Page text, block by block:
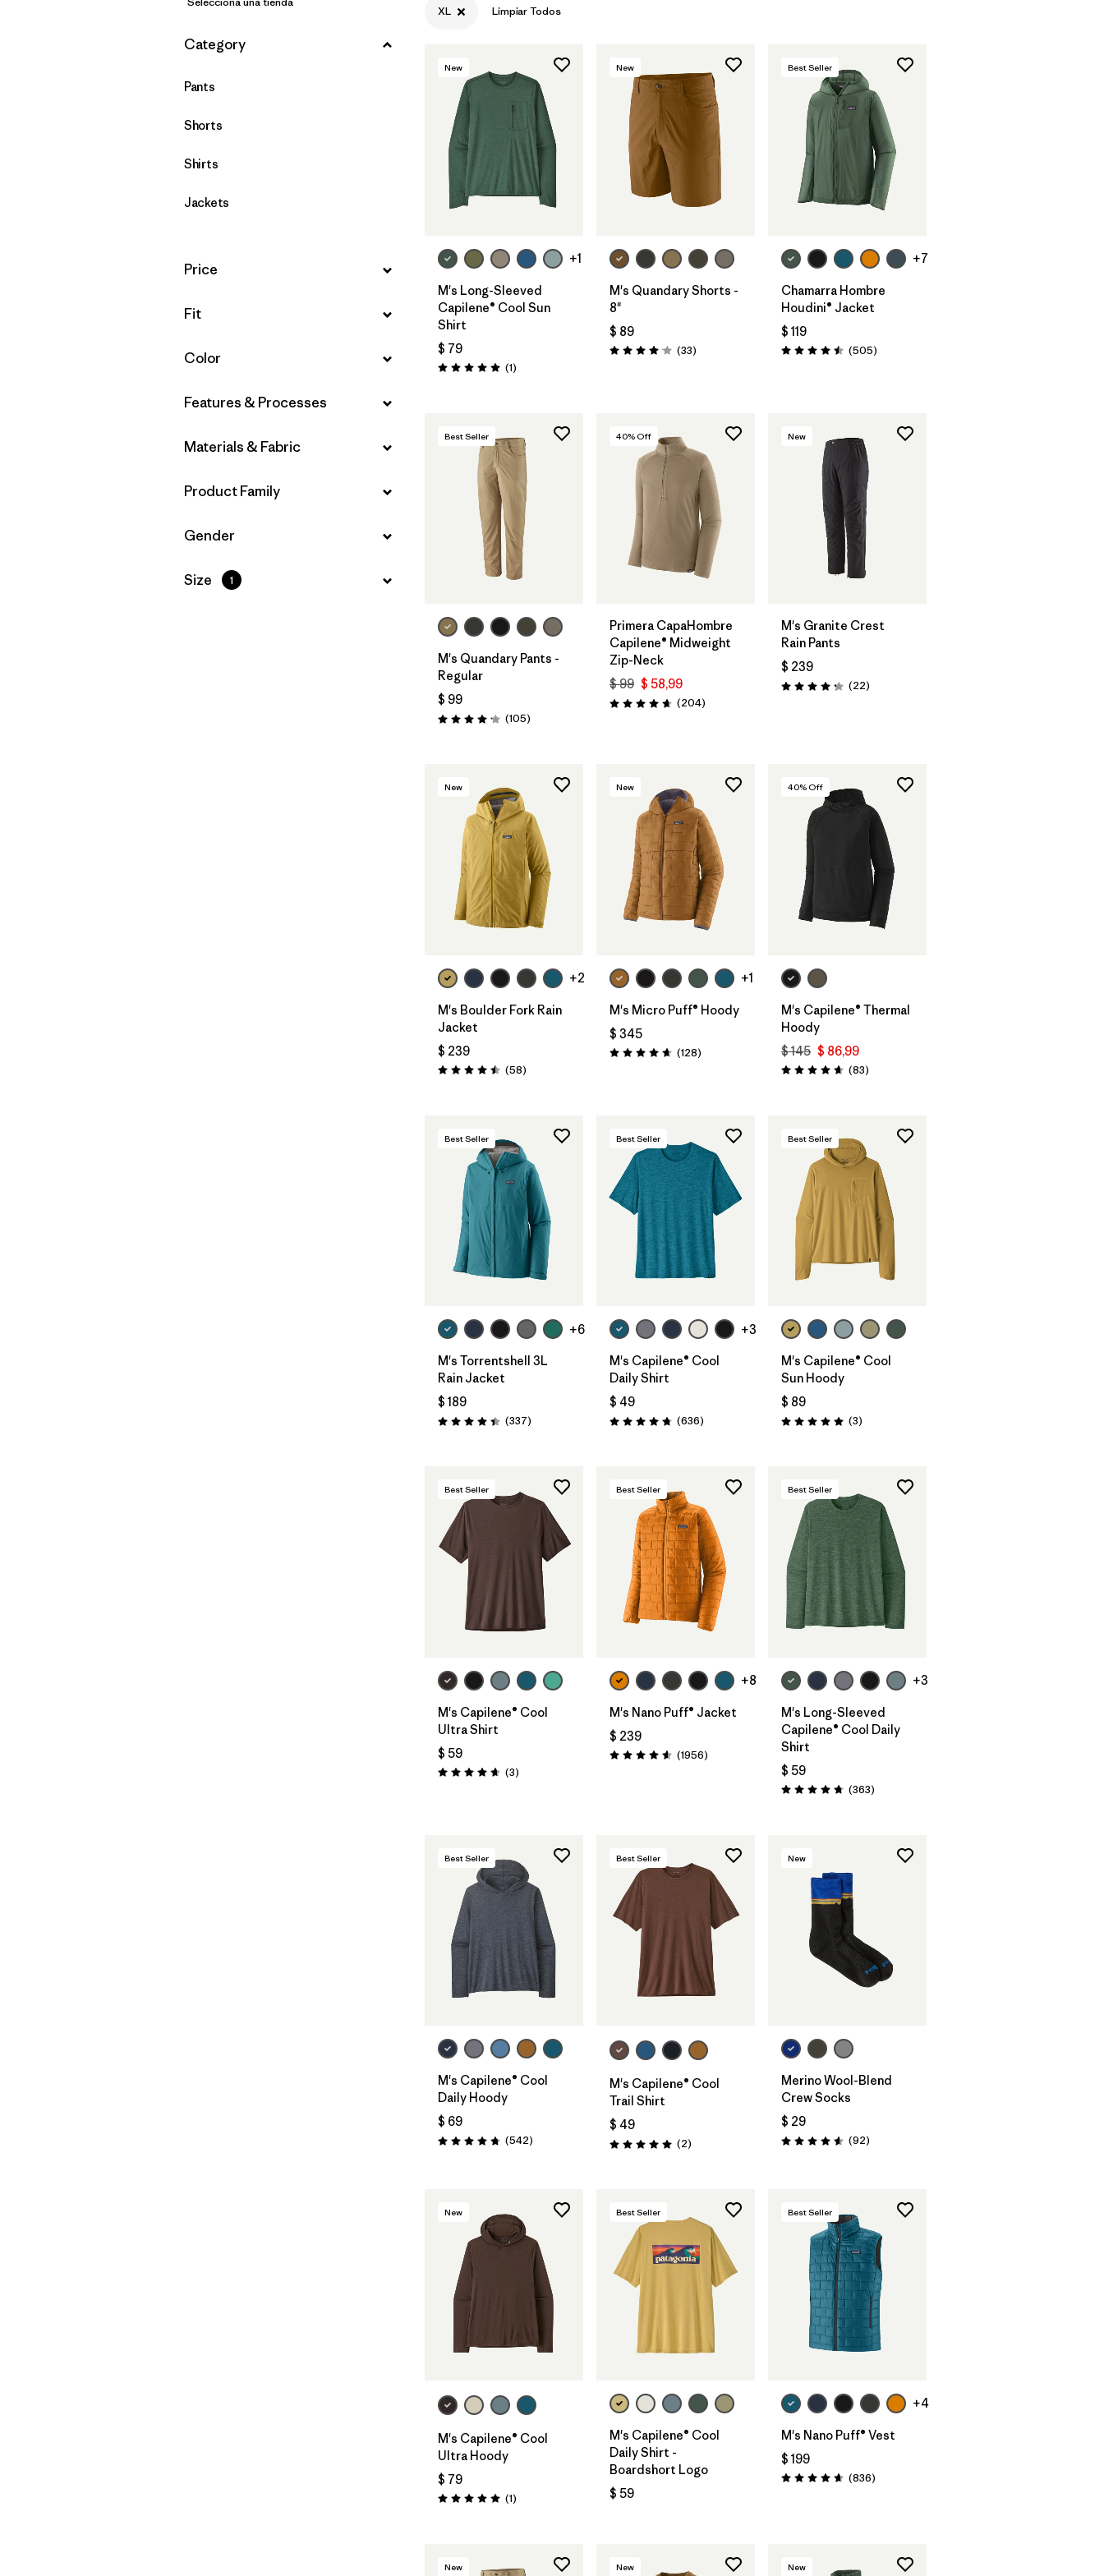
Filtrar por
Product Family
Filtrar por
Category
Pants
Shorts
Shirts
Jackets
Filtrar por
Price
Filtrar por
Fit
Filtrar por
Color
Filtrar por
Features & Processes
Filtrar por
Materials & Fabric
Filtrar por
Product Family
Filtrar por
Gender
Filtrar por
Size 1
XL Limpiar Todos
New
+1
M's Long-Sleeved
Capilene® Cool Sun
Shirt
$ 79
Valoración: 5.0 / 5
(1Comentarios
)
New
M's Quandary Shorts -
8"
$ 89
Valoración: 4.0 / 5
(33Comentarios
)
Best Seller
+7
Chamarra Hombre
Houdini® Jacket
$ 119
Valoración: 4.5 / 5
(505Comentarios
)
Best Seller
M's Quandary Pants -
Regular
$ 99
Valoración: 4.2 / 5
(105Comentarios
)
40% Off
Primera CapaHombre
Capilene® Midweight
Zip-Neck
$ 99 $ 58,99
Valoración: 4.6 / 5
(204Comentarios
)
New
M's Granite Crest
Rain Pants
$ 239
Valoración: 4.3 / 5
(22Comentarios
)
New
+2
M's Boulder Fork Rain
Jacket
$ 239
Valoración: 4.5 / 5
(58Comentarios
)
New
+1
M's Micro Puff® Hoody
$ 345
Valoración: 4.6 / 5
(128Comentarios
)
40% Off
M's Capilene® Thermal
Hoody
$ 145 $ 86,99
Valoración: 4.7 / 5
(83Comentarios
)
Best Seller
+6
M's Torrentshell 3L
Rain Jacket
$ 189
Valoración: 4.4 / 5
(337Comentarios
)
Best Seller
+3
M's Capilene® Cool
Daily Shirt
$ 49
Valoración: 4.7 / 5
(636Comentarios
)
Best Seller
M's Capilene® Cool
Sun Hoody
$ 89
Valoración: 5.0 / 5
(3Comentarios
)
Best Seller
M's Capilene® Cool
Ultra Shirt
$ 59
Valoración: 4.7 / 5
(3Comentarios
)
Best Seller
+8
M's Nano Puff® Jacket
$ 239
Valoración: 4.6 / 5
(1956Comentarios
)
Best Seller
+3
M's Long-Sleeved
Capilene® Cool Daily
Shirt
$ 59
Valoración: 4.7 / 5
(363Comentarios
)
Best Seller
M's Capilene® Cool
Daily Hoody
$ 69
Valoración: 4.8 / 5
(542Comentarios
)
Best Seller
M's Capilene® Cool
Trail Shirt
$ 49
Valoración: 5.0 / 5
(2Comentarios
)
New
Merino Wool-Blend
Crew Socks
$ 29
Valoración: 4.6 / 5
(92Comentarios
)
New
M's Capilene® Cool
Ultra Hoody
$ 79
Valoración: 5.0 / 5
(1Comentarios
)
Best Seller
M's Capilene® Cool
Daily Shirt -
Boardshort Logo
$ 59
Best Seller
+4
M's Nano Puff® Vest
$ 199
Valoración: 4.7 / 5
(836Comentarios
)
New New New